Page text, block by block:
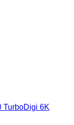
TurboDigi 6K